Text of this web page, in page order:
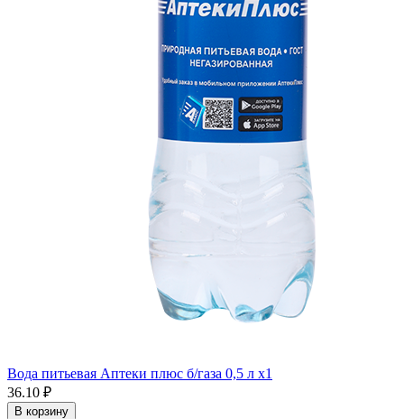
Вода питьевая Аптеки плюс б/газа 0,5 л x1
36.10 ₽
В корзину